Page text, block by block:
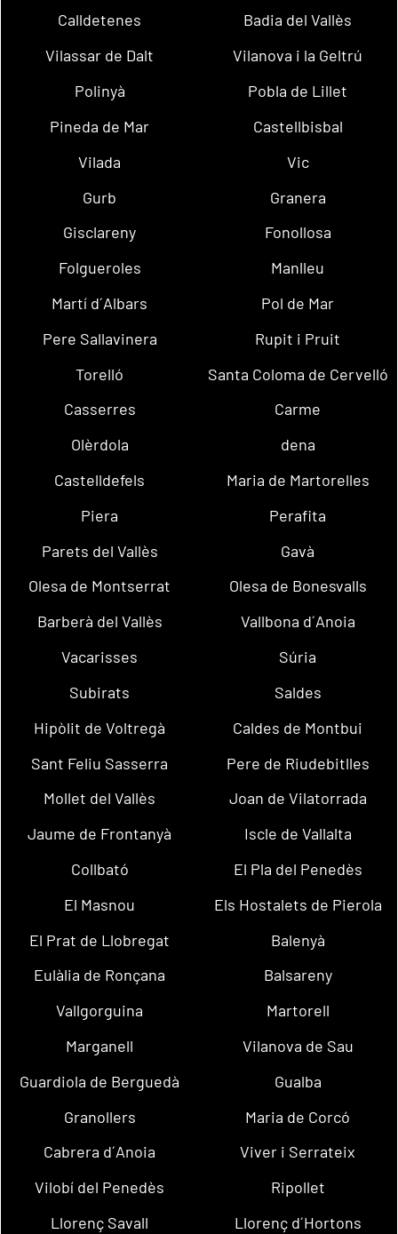
Calldetenes
Badia del Vallès
Vilassar de Dalt
Vilanova i la Geltrú
Polinyà
Pobla de Lillet
Pineda de Mar
Castellbisbal
Vilada
Vic
Gurb
Granera
Gisclareny
Fonollosa
Folgueroles
Manlleu
Martí d´Albars
Pol de Mar
Pere Sallavinera
Rupit i Pruit
Torelló
Santa Coloma de Cervelló
Casserres
Carme
Olèrdola
dena
Castelldefels
Maria de Martorelles
Piera
Perafita
Parets del Vallès
Gavà
Olesa de Montserrat
Olesa de Bonesvalls
Barberà del Vallès
Vallbona d´Anoia
Vacarisses
Súria
Subirats
Saldes
Hipòlit de Voltregà
Caldes de Montbui
Sant Feliu Sasserra
Pere de Riudebitlles
Mollet del Vallès
Joan de Vilatorrada
Jaume de Frontanyà
Iscle de Vallalta
Collbató
El Pla del Penedès
El Masnou
Els Hostalets de Pierola
El Prat de Llobregat
Balenyà
Eulàlia de Ronçana
Balsareny
Vallgorguina
Martorell
Marganell
Vilanova de Sau
Guardiola de Berguedà
Gualba
Granollers
Maria de Corcó
Cabrera d´Anoia
Viver i Serrateix
Vilobí del Penedès
Ripollet
Llorenç Savall
Llorenç d´Hortons